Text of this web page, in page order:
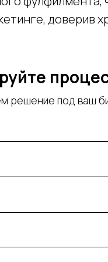
доверив
решение под ваш